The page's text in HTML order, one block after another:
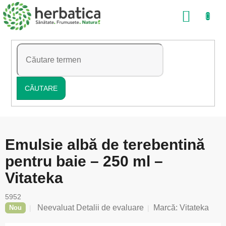
Treci
la
conținut
CĂUTARE
COŞ
Emulsie albă de terebentină
pentru baie – 250 ml –
Vitateka
5952
Nou
Evaluarea
Neevaluat Detalii de evaluare Marcă: Vitateka